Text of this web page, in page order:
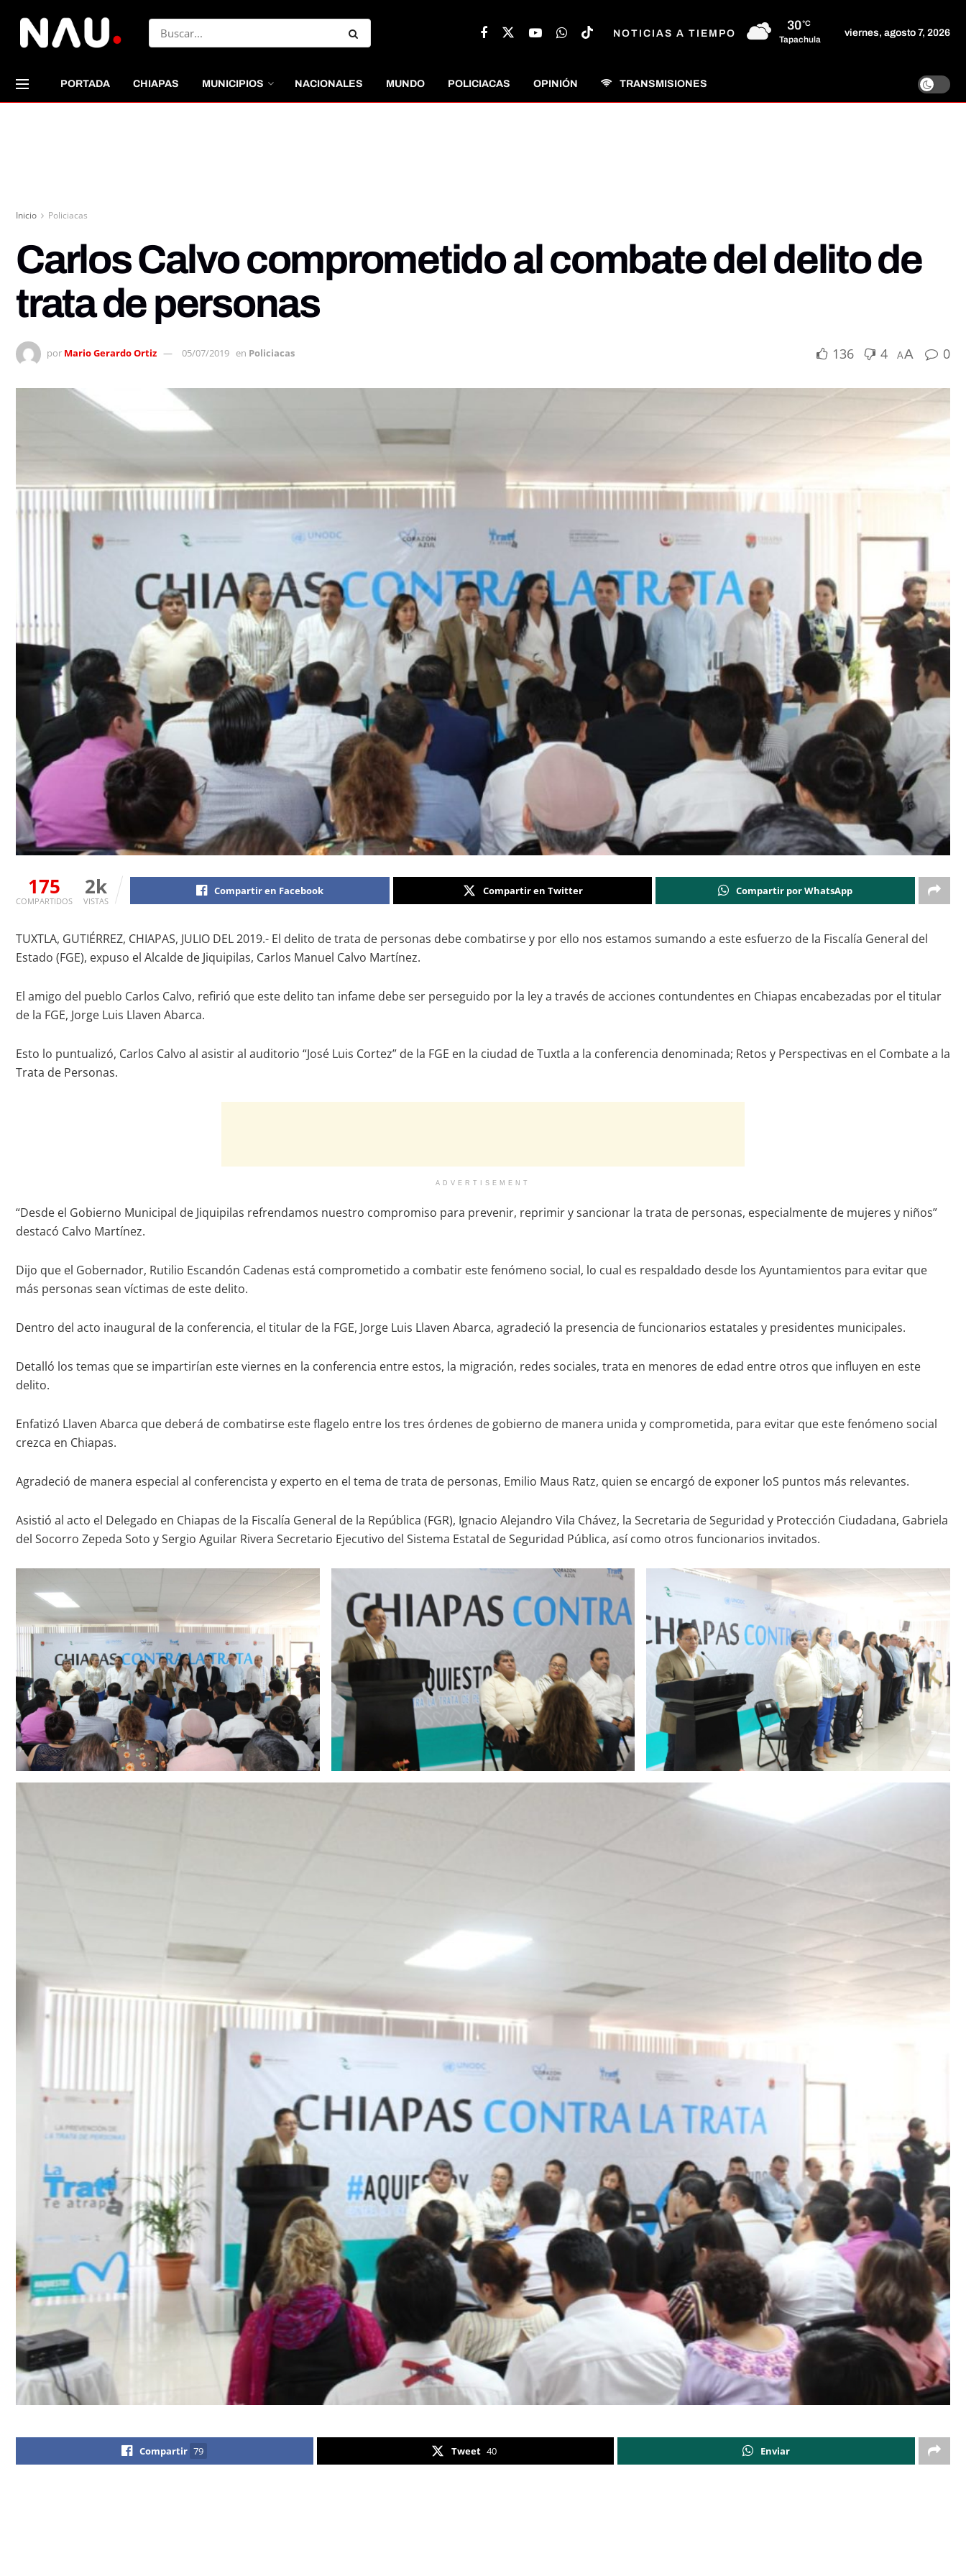
NOTICIAS A TIEMPO
30°C
Tapachula
viernes, agosto 7, 2026
PORTADA CHIAPAS MUNICIPIOS NACIONALES MUNDO POLICIACAS OPINIÓN TRANSMISIONES
Inicio Policiacas
Carlos Calvo comprometido al combate del delito de
trata de personas
por Mario Gerardo Ortiz 05/07/2019 en Policiacas 136 4 AA 0
175
COMPARTIDOS
2k
VISTAS
Compartir en Facebook Compartir en Twitter Compartir por WhatsApp
TUXTLA, GUTIÉRREZ, CHIAPAS, JULIO DEL 2019.- El delito de trata de personas debe combatirse y por ello nos estamos sumando a este esfuerzo de la Fiscalía General del
Estado (FGE), expuso el Alcalde de Jiquipilas, Carlos Manuel Calvo Martínez.
El amigo del pueblo Carlos Calvo, refirió que este delito tan infame debe ser perseguido por la ley a través de acciones contundentes en Chiapas encabezadas por el titular
de la FGE, Jorge Luis Llaven Abarca.
Esto lo puntualizó, Carlos Calvo al asistir al auditorio “José Luis Cortez” de la FGE en la ciudad de Tuxtla a la conferencia denominada; Retos y Perspectivas en el Combate a la
Trata de Personas.
ADVERTISEMENT
“Desde el Gobierno Municipal de Jiquipilas refrendamos nuestro compromiso para prevenir, reprimir y sancionar la trata de personas, especialmente de mujeres y niños”
destacó Calvo Martínez.
Dijo que el Gobernador, Rutilio Escandón Cadenas está comprometido a combatir este fenómeno social, lo cual es respaldado desde los Ayuntamientos para evitar que
más personas sean víctimas de este delito.
Dentro del acto inaugural de la conferencia, el titular de la FGE, Jorge Luis Llaven Abarca, agradeció la presencia de funcionarios estatales y presidentes municipales.
Detalló los temas que se impartirían este viernes en la conferencia entre estos, la migración, redes sociales, trata en menores de edad entre otros que influyen en este
delito.
Enfatizó Llaven Abarca que deberá de combatirse este flagelo entre los tres órdenes de gobierno de manera unida y comprometida, para evitar que este fenómeno social
crezca en Chiapas.
Agradeció de manera especial al conferencista y experto en el tema de trata de personas, Emilio Maus Ratz, quien se encargó de exponer loS puntos más relevantes.
Asistió al acto el Delegado en Chiapas de la Fiscalía General de la República (FGR), Ignacio Alejandro Vila Chávez, la Secretaria de Seguridad y Protección Ciudadana, Gabriela
del Socorro Zepeda Soto y Sergio Aguilar Rivera Secretario Ejecutivo del Sistema Estatal de Seguridad Pública, así como otros funcionarios invitados.
Compartir 79 Tweet 40 Enviar